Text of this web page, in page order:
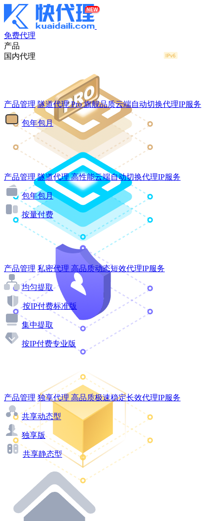
免费代理
产品
国内代理
产品管理 隧道代理Pro 旗舰品质云端自动切换代理IP服务
包年包月
产品管理 隧道代理 高性能云端自动切换代理IP服务
包年包月
按量付费
产品管理 私密代理 高品质动态短效代理IP服务
均匀提取
按IP付费标准版
集中提取
按IP付费专业版
产品管理 独享代理 高品质极速稳定长效代理IP服务
共享动态型
独享版
共享静态型